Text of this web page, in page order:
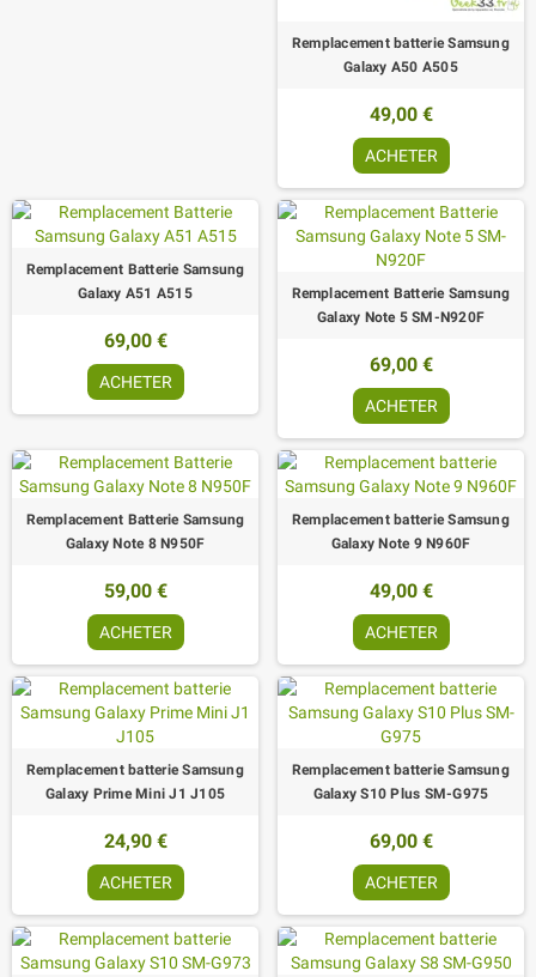
Remplacement batterie Samsung
Galaxy A50 A505
49,00 €
ACHETER
Remplacement Batterie Samsung
Galaxy A51 A515
69,00 €
ACHETER
Remplacement Batterie Samsung
Galaxy Note 5 SM-N920F
69,00 €
ACHETER
Remplacement Batterie Samsung
Galaxy Note 8 N950F
59,00 €
ACHETER
Remplacement batterie Samsung
Galaxy Note 9 N960F
49,00 €
ACHETER
Remplacement batterie Samsung
Galaxy Prime Mini J1 J105
24,90 €
ACHETER
Remplacement batterie Samsung
Galaxy S10 Plus SM-G975
69,00 €
ACHETER